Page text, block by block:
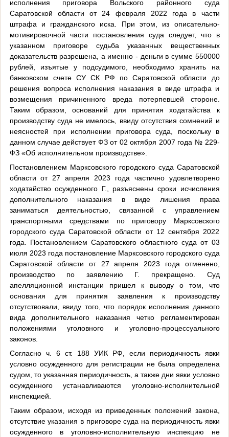
исполнения приговора Вольского районного суда
Саратовской области от 24 февраля 2022 года в части
штрафа и гражданского иска. При этом, из описательно-
мотивировочной части постановления суда следует, что в
указанном приговоре судьба указанных вещественных
доказательств разрешена, а именно - деньги в сумме 550000
рублей, изъятые у подсудимого, необходимо хранить на
банковском счете СУ СК РФ по Саратовской области до
решения вопроса исполнения наказания в виде штрафа и
возмещения причиненного вреда потерпевшей стороне.
Таким образом, оснований для принятия ходатайства к
производству суда не имелось, ввиду отсутствия сомнений и
неясностей при исполнении приговора суда, поскольку в
данном случае действует ФЗ от 02 октября 2007 года № 229-
ФЗ «Об исполнительном производстве».
Постановлением Марксовского городского суда Саратовской
области от 27 апреля 2023 года частично удовлетворено
ходатайство осужденного Г., разъяснены сроки исчисления
дополнительного наказания в виде лишения права
заниматься деятельностью, связанной с управлением
транспортными средствами по приговору Марксовского
городского суда Саратовской области от 12 сентября 2022
года. Постановлением Саратовского областного суда от 03
июля 2023 года постановление Марксовского городского суда
Саратовской области от 27 апреля 2023 года отменено,
производство по заявлению Г. прекращено. Суд
апелляционной инстанции пришел к выводу о том, что
основания для принятия заявления к производству
отсутствовали, ввиду того, что порядок исполнения данного
вида дополнительного наказания четко регламентирован
положениями уголовного и уголовно-процессуального
законов.
Согласно ч. 6 ст. 188 УИК РФ, если периодичность явки
условно осужденного для регистрации не была определена
судом, то указанная периодичность, а также дни явки условно
осужденного устанавливаются уголовно-исполнительной
инспекцией.
Таким образом, исходя из приведенных положений закона,
отсутствие указания в приговоре суда на периодичность явки
осужденного в уголовно-исполнительную инспекцию не